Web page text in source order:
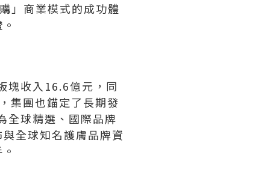
」商業模式的成功體
塊收入16.6億元，同
集團也錨定了長期發
全球精選、國際品牌
全球知名護膚品牌資